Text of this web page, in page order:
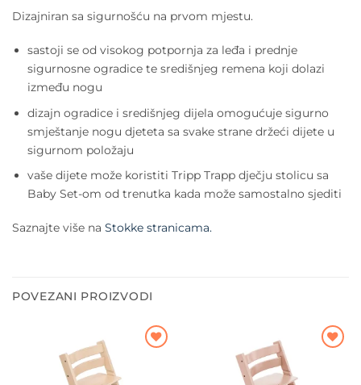
Dizajniran sa sigurnošću na prvom mjestu.
sastoji se od visokog potpornja za leđa i prednje
sigurnosne ogradice te središnjeg remena koji dolazi
između nogu
dizajn ogradice i središnjeg dijela omogućuje sigurno
smještanje nogu djeteta sa svake strane držeći dijete u
sigurnom položaju
vaše dijete može koristiti Tripp Trapp dječju stolicu sa
Baby Set-om od trenutka kada može samostalno sjediti
Saznajte više na Stokke stranicama.
POVEZANI PROIZVODI